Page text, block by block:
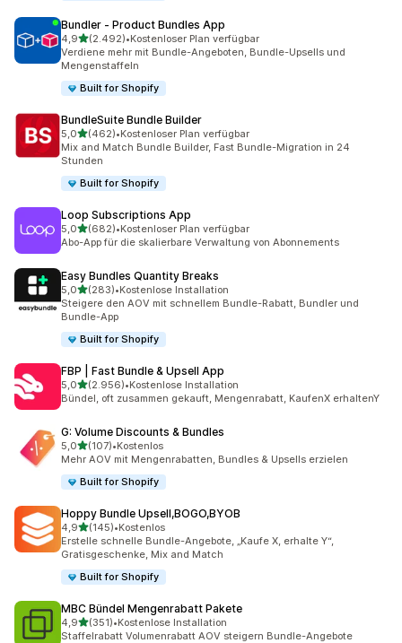
Bundler ‑ Product Bundles App
4,9von 5 Sternen
(2.492)
2492 Rezensionen insgesamt
•Kostenloser Plan verfügbar
Verdiene mehr mit Bundle-Angeboten, Bundle-Upsells und
Mengenstaffeln
Built for Shopify
BundleSuite Bundle Builder
5,0von 5 Sternen
(462)
462 Rezensionen insgesamt
•Kostenloser Plan verfügbar
Mix and Match Bundle Builder, Fast Bundle-Migration in 24
Stunden
Built for Shopify
Loop Subscriptions App
5,0von 5 Sternen
(682)
682 Rezensionen insgesamt
•Kostenloser Plan verfügbar
Abo-App für die skalierbare Verwaltung von Abonnements
Easy Bundles Quantity Breaks
5,0von 5 Sternen
(283)
283 Rezensionen insgesamt
•Kostenlose Installation
Steigere den AOV mit schnellem Bundle-Rabatt, Bundler und
Bundle-App
Built for Shopify
FBP | Fast Bundle & Upsell App
5,0von 5 Sternen
(2.956)
2956 Rezensionen insgesamt
•Kostenlose Installation
Bündel, oft zusammen gekauft, Mengenrabatt, KaufenX erhaltenY
G: Volume Discounts & Bundles
5,0von 5 Sternen
(107)
107 Rezensionen insgesamt
•Kostenlos
Mehr AOV mit Mengenrabatten, Bundles & Upsells erzielen
Built for Shopify
Hoppy Bundle Upsell,BOGO,BYOB
4,9von 5 Sternen
(145)
145 Rezensionen insgesamt
•Kostenlos
Erstelle schnelle Bundle-Angebote, „Kaufe X, erhalte Y“,
Gratisgeschenke, Mix and Match
Built for Shopify
MBC Bündel Mengenrabatt Pakete
4,9von 5 Sternen
(351)
351 Rezensionen insgesamt
•Kostenlose Installation
Staffelrabatt Volumenrabatt AOV steigern Bundle-Angebote